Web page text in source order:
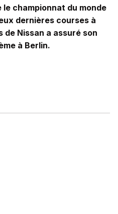
championnat du monde
dernières courses à
de Nissan a assuré son
à Berlin.